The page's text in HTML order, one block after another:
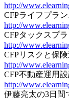
http://
CFPライフプラ
http://
CFPタックスプ
http://
CFPリスクと保
http://
CFP不動産運用
http://
伊藤亮太の3日間